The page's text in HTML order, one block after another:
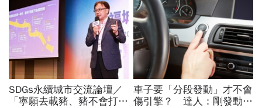
SDGs永續城市交流論壇／
「寧願去載豬、豬不會打
車子要「分段發動」才不會
傷引擎？ 達人：剛發動時